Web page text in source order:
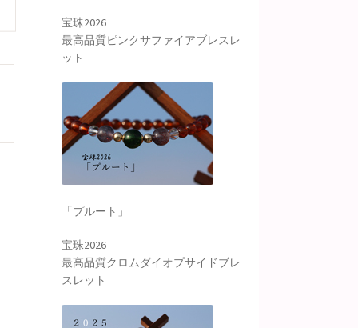
宝珠2026
最高品質ピンクサファイアブレスレ
ット
「プルート」
宝珠2026
最高品質クロムダイオプサイドブレ
スレット